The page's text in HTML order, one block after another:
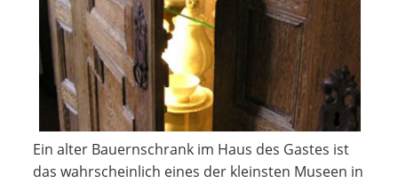
Ein alter Bauernschrank im Haus des Gastes ist
das wahrscheinlich eines der kleinsten Museen in